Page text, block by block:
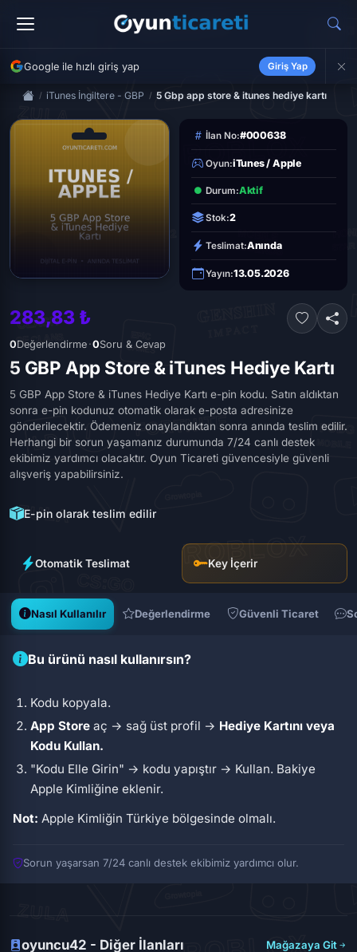
Google ile hızlı giriş yap Giriş Yap
iTunes İngiltere - GBP 5 Gbp app store & itunes hediye kartı
İlan No:#000638
Oyun:iTunes / Apple
Durum:Aktif
Stok:2
Teslimat:Anında
Yayın:13.05.2026
283,83 ₺
0Değerlendirme ·0Soru & Cevap
5 GBP App Store & iTunes Hediye Kartı
5 GBP App Store & iTunes Hediye Kartı e-pin kodu. Satın aldıktan
sonra e-pin kodunuz otomatik olarak e-posta adresinize
gönderilecektir. Ödemeniz onaylandıktan sonra anında teslim edilir.
Herhangi bir sorun yaşamanız durumunda 7/24 canlı destek
ekibimiz yardımcı olacaktır. Oyun Ticareti güvencesiyle güvenli
alışveriş yapabilirsiniz.
E-pin olarak teslim edilir
Otomatik Teslimat Key İçerir
Nasıl Kullanılır Değerlendirme Güvenli Ticaret
Bu ürünü nasıl kullanırsın?
Kodu kopyala.
App Store aç → sağ üst profil → Hediye Kartını veya
Kodu Kullan.
"Kodu Elle Girin" → kodu yapıştır → Kullan. Bakiye
Apple Kimliğine eklenir.
Not: Apple Kimliğin Türkiye bölgesinde olmalı.
Sorun yaşarsan 7/24 canlı destek ekibimiz yardımcı olur.
oyuncu42 - Diğer İlanları Mağazaya Git